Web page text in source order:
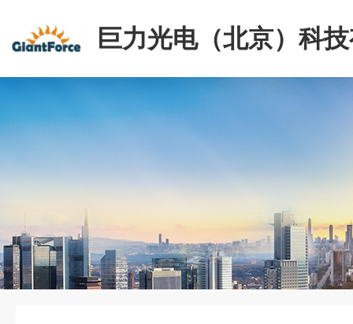
巨力光电（北京）科
司